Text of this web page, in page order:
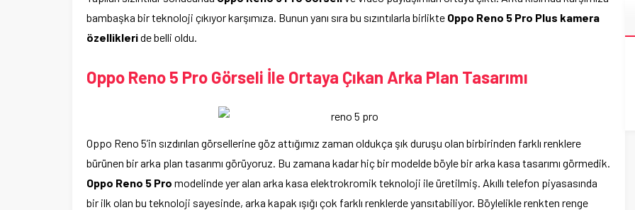
bambaşka bir teknoloji çıkıyor karşımıza. Bunun yanı sıra bu sızıntılarla birlikte Oppo Reno 5 Pro Plus kamera
özellikleride belli oldu.
Oppo Reno 5 Pro Görseli İle Ortaya Çıkan Arka Plan Tasarımı
Oppo Reno 5’in sızdırılan görsellerine göz attığımız zaman oldukça şık duruşu olan birbirinden farklı renklere
bürünen bir arka plan tasarımı görüyoruz. Bu zamana kadar hiç bir modelde böyle bir arka kasa tasarımı görmedik.
Oppo Reno 5 Pro modelinde yer alan arka kasa elektrokromik teknoloji ile üretilmiş. Akıllı telefon piyasasında
bir ilk olan bu teknoloji sayesinde, arka kapak ışığı çok farklı renklerde yansıtabiliyor. Böylelikle renkten renge